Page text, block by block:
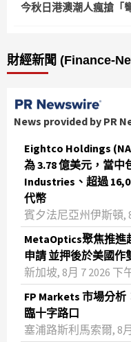
今秋日港澳潮人瘋搶「
財經新聞 (Finance-
News provided by PR
Eightco Holdings
為 3.78 億美元，當中
Industries、超過
代幣
賓夕法尼亞州伊斯頓,
MetaOptics聚焦推進
申請 並押後於美國作
新加坡, 8月 7 2026 下
FP Markets 市場分
臨十字路口
塞浦路斯利馬索爾, 8